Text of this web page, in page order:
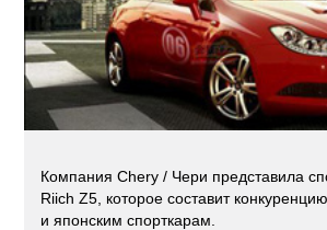
Компания Chery / Чери представила
Riich Z5, которое составит
и японским спорткарам.